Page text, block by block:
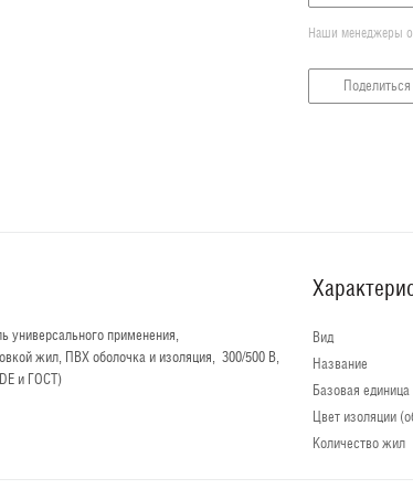
Наши менеджеры
Поделиться
универсального применения,
жил, ПВХ оболочка и изоляция, 300/500 В,
и ГОСТ)
Вид
Название
Базовая единица
Цвет изоляции
Количество жил